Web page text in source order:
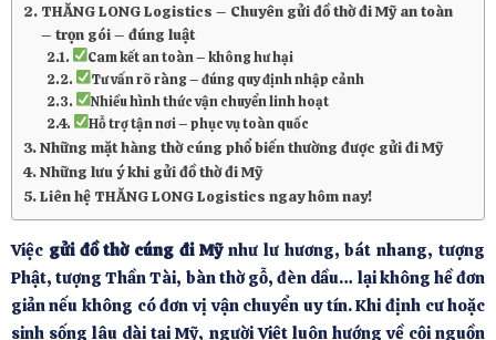
THĂNG LONG Logistics – Chuyên gửi đồ thờ đi Mỹ an toàn
– trọn gói – đúng luật
Cam kết an toàn – không hư hại
Tư vấn rõ ràng – đúng quy định nhập cảnh
Nhiều hình thức vận chuyển linh hoạt
Hỗ trợ tận nơi – phục vụ toàn quốc
Những mặt hàng thờ cúng phổ biến thường được gửi đi Mỹ
Những lưu ý khi gửi đồ thờ đi Mỹ
Liên hệ THĂNG LONG Logistics ngay hôm nay!
Việc gửi đồ thờ cúng đi Mỹnhư lư hương, bát nhang, tượng
Phật, tượng Thần Tài, bàn thờ gỗ, đèn dầu… lại không hề đơn
giản nếu không có đơn vị vận chuyển uy tín. Khi định cư hoặc
sinh sống lâu dài tại Mỹ, người Việt luôn hướng về cội nguồn